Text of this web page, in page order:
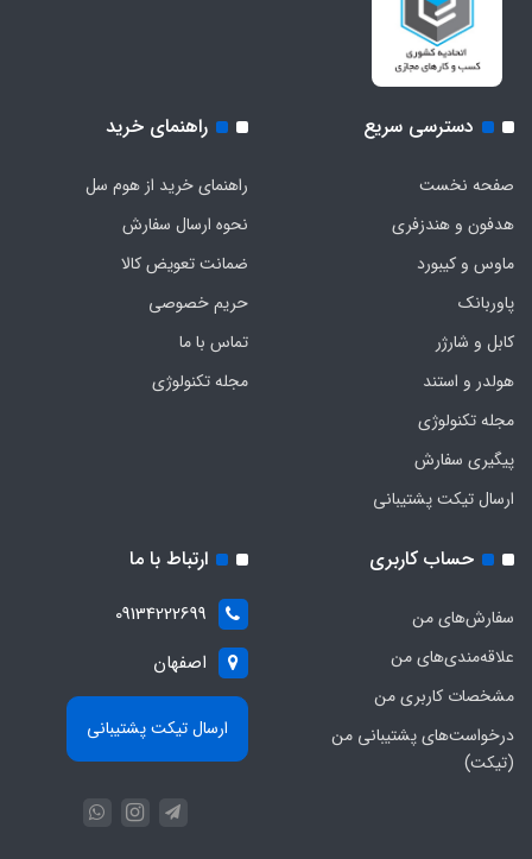
دسترسی سریع
صفحه نخست
هدفون‌ و‌ هندزفری
ماوس و کیبورد
پاوربانک
کابل و شارژر
هولدر و استند
مجله تکنولوژی
پیگیری سفارش
ارسال تیکت پشتیبانی
راهنمای خرید
راهنمای خرید از هوم سل
نحوه ارسال سفارش
ضمانت تعویض کالا
حریم خصوصی
تماس با ما
مجله تکنولوژی
حساب کاربری
سفارش‌های من
علاقه‌مندی‌های من
مشخصات کاربری من
درخواست‌های پشتیبانی من
(تیکت)
ارتباط با ما
09134222699
اصفهان
ارسال تیکت پشتیبانی